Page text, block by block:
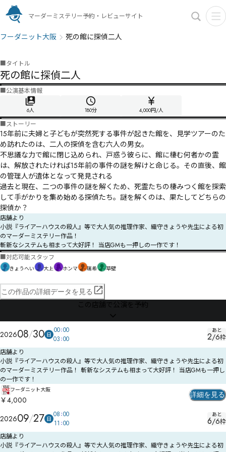
マーダーミステリー予約・レビューサイト
フーダニット大阪 死の館に探偵二人
■タイトル
死の館に探偵二人
■公演基本情報
6人 180分 4,000円/人
■ストーリー
15年前に夫婦と子どもが突然死する事件が起きた館を、見学ツアーのた
め訪れたのは、二人の探偵を含む六人の男女。
不思議な力で館に閉じ込められ、戸惑う彼らに、館に棲む何者かの霊
は、解放されたければ15年前の事件の謎を解けと命じる。その直後、館
の管理人が遺体となって発見される――
過去と現在、二つの事件の謎を解くため、死霊たちの棲みつく館を探索
して手がかりを集め始める探偵たち。謎を解くのは、果たしてどちらの
探偵か――？
店舗より
小説『ライアーハウスの殺人』等で大人気の推理作家、織守きょうや先生による初
のマーダーミステリー作品！
斬新なシステムも相まって大好評！ 当店GMも一押しの一作です！
■対応可能スタッフ
きょうへい 大上 ホンマ 瑞希 草壁
この作品の詳細データを見る
この店舗で公演を予約
202608 30 日 00 00
03 00
あと
2/6枠
店舗より
小説『ライアーハウスの殺人』等で大人気の推理作家、織守きょうや先生による初
のマーダーミステリー作品！ 斬新なシステムも相まって大好評！ 当店GMも一押し
の一作です！
フーダニット大阪
￥4,000
詳細を見る
202609 27 日 08 00
11 00
あと
6/6枠
店舗より
小説『ライアーハウスの殺人』等で大人気の推理作家、織守きょうや先生による初